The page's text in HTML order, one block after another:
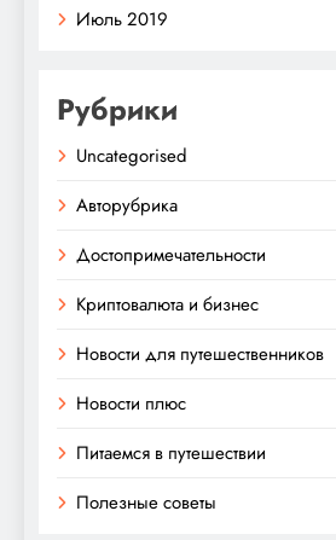
Июль 2019
Рубрики
Uncategorised
Авторубрика
Достопримечательности
Криптовалюта и бизнес
Новости для путешественников
Новости плюс
Питаемся в путешествии
Полезные советы